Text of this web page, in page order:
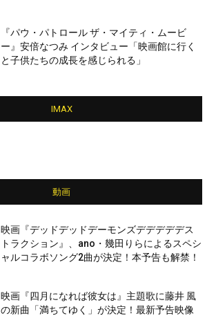
『パウ・パトロール ザ・マイティ・ムービ
ー』安倍なつみ インタビュー「映画館に行く
と子供たちの成長を感じられる」
IMAX
動画
映画『デッドデッドデーモンズデデデデデス
トラクション』、ano・幾田りらによるスペシ
ャルコラボソング2曲が決定！本予告も解禁！
映画『四月になれば彼女は』主題歌に藤井 風
の新曲「満ちてゆく」が決定！最新予告映像